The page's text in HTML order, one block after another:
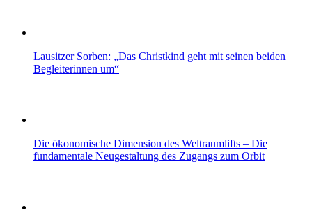
Lausitzer Sorben: „Das Christkind geht mit seinen beiden
Begleiterinnen um“
Die ökonomische Dimension des Weltraumlifts – Die
fundamentale Neugestaltung des Zugangs zum Orbit